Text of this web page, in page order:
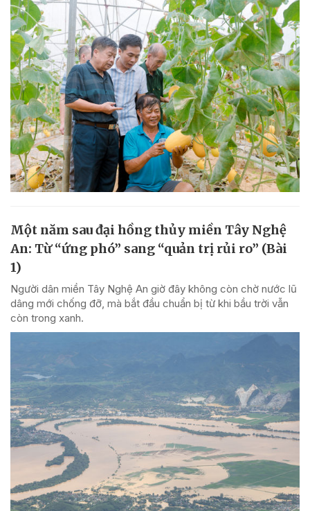
Một năm sau đại hồng thủy miền Tây Nghệ
An: Từ “ứng phó” sang “quản trị rủi ro” (Bài
1)
Người dân miền Tây Nghệ An giờ đây không còn chờ nước lũ
dâng mới chống đỡ, mà bắt đầu chuẩn bị từ khi bầu trời vẫn
còn trong xanh.